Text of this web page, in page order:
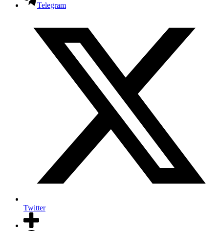
Telegram
Twitter